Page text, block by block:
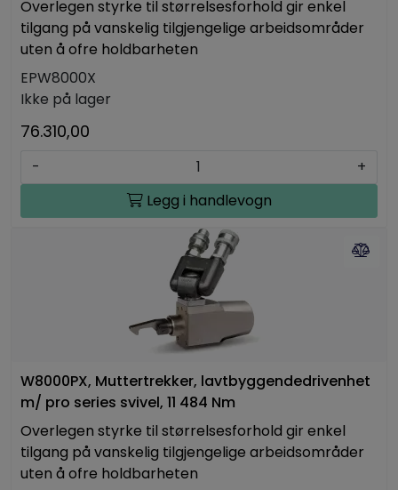
Overlegen styrke til størrelsesforhold gir enkel
tilgang på vanskelig tilgjengelige arbeidsområder
uten å ofre holdbarheten
EPW8000X
Ikke på lager
76.310,00
-
+
Legg i handlevogn
W8000PX, Muttertrekker, lavtbyggendedrivenhet
m/ pro series svivel, 11 484 Nm
Overlegen styrke til størrelsesforhold gir enkel
tilgang på vanskelig tilgjengelige arbeidsområder
uten å ofre holdbarheten